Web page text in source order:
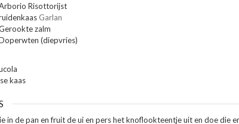
Risottorijst
Garlan
zalm
(diepvries)
kaas
in de pan en fruit de ui en pers het knoflookteentje uit en doe die